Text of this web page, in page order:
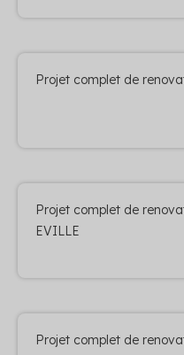
Projet complet de
Projet complet de
EVILLE
Projet complet de